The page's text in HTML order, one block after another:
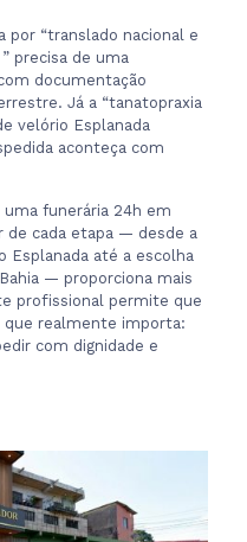
por “translado nacional e
precisa de uma
documentação
Já a “tanatopraxia
velório Esplanada
aconteça com
funerária 24h em
de cada etapa — desde a
Esplanada até a escolha
— proporciona mais
profissional permite que
realmente importa:
com dignidade e